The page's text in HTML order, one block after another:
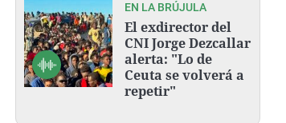
EN LA BRÚJULA
El exdirector del
CNI Jorge Dezcallar
alerta: "Lo de
Ceuta se volverá a
repetir"